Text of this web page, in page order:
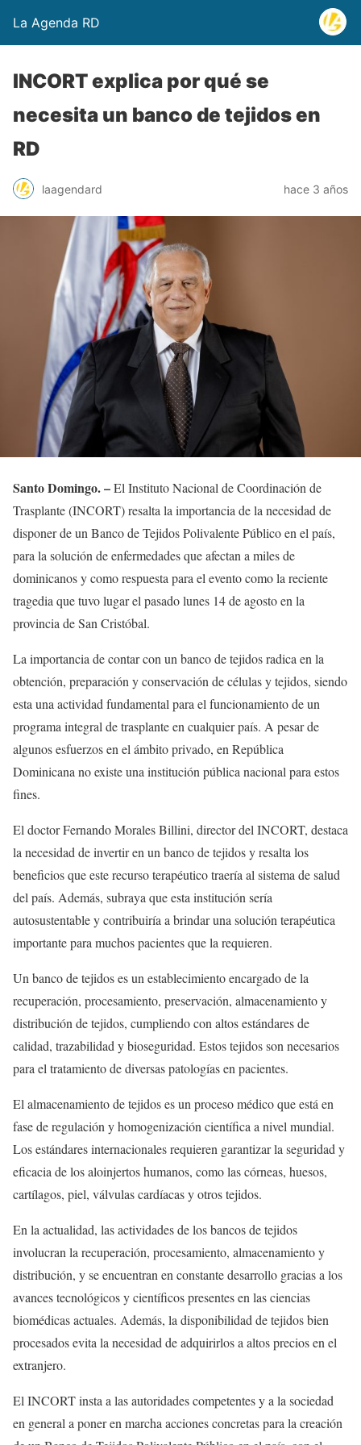
La Agenda RD
INCORT explica por qué se
necesita un banco de tejidos en
RD
laagendard hace 3 años
Santo Domingo. –El Instituto Nacional de Coordinación de
Trasplante (INCORT) resalta la importancia de la necesidad de
disponer de un Banco de Tejidos Polivalente Público en el país,
para la solución de enfermedades que afectan a miles de
dominicanos y como respuesta para el evento como la reciente
tragedia que tuvo lugar el pasado lunes 14 de agosto en la
provincia de San Cristóbal.
La importancia de contar con un banco de tejidos radica en la
obtención, preparación y conservación de células y tejidos, siendo
esta una actividad fundamental para el funcionamiento de un
programa integral de trasplante en cualquier país. A pesar de
algunos esfuerzos en el ámbito privado, en República
Dominicana no existe una institución pública nacional para estos
fines.
El doctor Fernando Morales Billini, director del INCORT, destaca
la necesidad de invertir en un banco de tejidos y resalta los
beneficios que este recurso terapéutico traería al sistema de salud
del país. Además, subraya que esta institución sería
autosustentable y contribuiría a brindar una solución terapéutica
importante para muchos pacientes que la requieren.
Un banco de tejidos es un establecimiento encargado de la
recuperación, procesamiento, preservación, almacenamiento y
distribución de tejidos, cumpliendo con altos estándares de
calidad, trazabilidad y bioseguridad. Estos tejidos son necesarios
para el tratamiento de diversas patologías en pacientes.
El almacenamiento de tejidos es un proceso médico que está en
fase de regulación y homogenización científica a nivel mundial.
Los estándares internacionales requieren garantizar la seguridad y
eficacia de los aloinjertos humanos, como las córneas, huesos,
cartílagos, piel, válvulas cardíacas y otros tejidos.
En la actualidad, las actividades de los bancos de tejidos
involucran la recuperación, procesamiento, almacenamiento y
distribución, y se encuentran en constante desarrollo gracias a los
avances tecnológicos y científicos presentes en las ciencias
biomédicas actuales. Además, la disponibilidad de tejidos bien
procesados evita la necesidad de adquirirlos a altos precios en el
extranjero.
El INCORT insta a las autoridades competentes y a la sociedad
en general a poner en marcha acciones concretas para la creación